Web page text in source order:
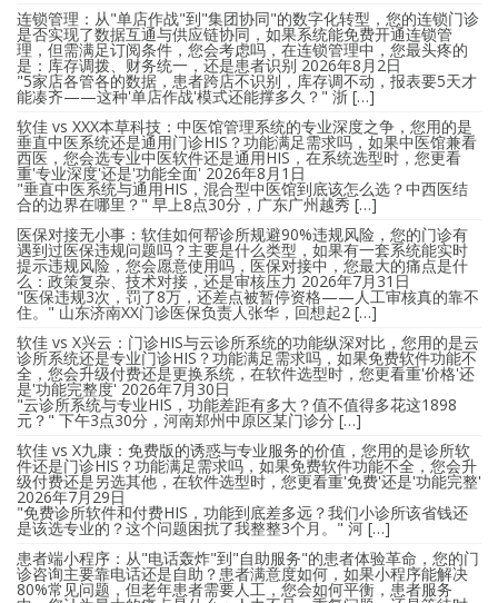
连锁管理：从"单店作战"到"集团协同"的数字化转型，您的连锁门诊
是否实现了数据互通与供应链协同，如果系统能免费开通连锁管
理，但需满足订阅条件，您会考虑吗，在连锁管理中，您最头疼的
是：库存调拨、财务统一，还是患者识别 2026年8月2日
"5家店各管各的数据，患者跨店不识别，库存调不动，报表要5天才
能凑齐——这种'单店作战'模式还能撑多久？" 浙 […]
软佳 vs XXX本草科技：中医馆管理系统的专业深度之争，您用的是
垂直中医系统还是通用门诊HIS？功能满足需求吗，如果中医馆兼看
西医，您会选专业中医软件还是通用HIS，在系统选型时，您更看
重'专业深度'还是'功能全面' 2026年8月1日
"垂直中医系统与通用HIS，混合型中医馆到底该怎么选？中西医结
合的边界在哪里？" 早上8点30分，广东广州越秀 […]
医保对接无小事：软佳如何帮诊所规避90%违规风险，您的门诊有
遇到过医保违规问题吗？主要是什么类型，如果有一套系统能实时
提示违规风险，您会愿意使用吗，医保对接中，您最大的痛点是什
么：政策复杂、技术对接，还是审核压力 2026年7月31日
"医保违规3次，罚了8万，还差点被暂停资格——人工审核真的靠不
住。" 山东济南XX门诊医保负责人张华，回想起2 […]
软佳 vs X兴云：门诊HIS与云诊所系统的功能纵深对比，您用的是云
诊所系统还是专业门诊HIS？功能满足需求吗，如果免费软件功能不
全，您会升级付费还是更换系统，在软件选型时，您更看重'价格'还
是'功能完整度' 2026年7月30日
"云诊所系统与专业HIS，功能差距有多大？值不值得多花这1898
元？" 下午3点30分，河南郑州中原区某门诊分 […]
软佳 vs X九康：免费版的诱惑与专业服务的价值，您用的是诊所软
件还是门诊HIS？功能满足需求吗，如果免费软件功能不全，您会升
级付费还是另选其他，在软件选型时，您更看重'免费'还是'功能完整'
2026年7月29日
"免费诊所软件和付费HIS，功能到底差多远？我们小诊所该省钱还
是该选专业的？这个问题困扰了我整整3个月。" 河 […]
患者端小程序：从"电话轰炸"到"自助服务"的患者体验革命，您的门
诊咨询主要靠电话还是自助？患者满意度如何，如果小程序能解决
80%常见问题，但老年患者需要人工，您会如何平衡，患者服务